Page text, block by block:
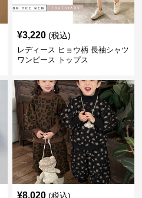
¥3,220 (税込)
レディース ヒョウ柄 長袖シャツ
ワンピース トップス
¥8,020 (税込)